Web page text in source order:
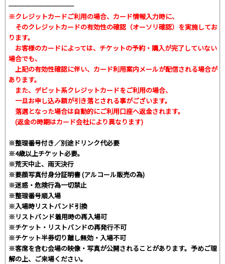
──────────
※クレジットカードご利用の場合、カード情報入力時に、
そのクレジットカードの有効性の確認（オーソリ確認）を実施してお
ります。
お客様のカードによっては、チケットの予約・購入が完了していない
場合でも、
上記の有効性確認に伴い、カード利用案内メールが配信される場合が
あります。
また、デビット系クレジットカードをご利用の場合、
一旦お申し込み額が引き落とされる事がございます。
落選となった場合は自動的にご利用口座へ返金されます。
(返金の時期はカード会社により異なります)
※整理番号付き／別途ドリンク代必要
※4歳以上チケット必要。
※荒天中止、雨天決行
※要顔写真付身分証明書 (アルコール販売の為)
※迷惑・危険行為一切禁止
※整理番号順入場
※入場時リストバンド引換
※リストバンド着用時の再入場可
※チケット・リストバンドの再発行不可
※チケット半券切り離し無効・入場不可
※客席を含む会場の映像・写真が公開されることがあります。予めご理
解の上、ご来場ください。